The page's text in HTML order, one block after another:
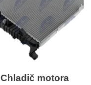
Chladič motora